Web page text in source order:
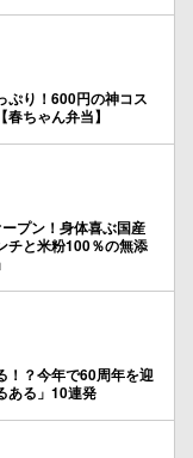
ぷり！600円の神コス
ちゃん弁当】
プン！身体喜ぶ国産
チと米粉100％の無添
！？今年で60周年を迎
ある」10連発